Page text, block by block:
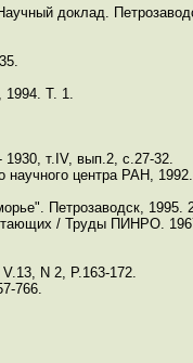
доклад.
1994. Т. 1.
т.IV, вып.2, с.27-32.
научного центра РАН, 1992.
Петрозаводск, 1995.
/ Труды ПИНРО.
N 2, P.163-172.
766.